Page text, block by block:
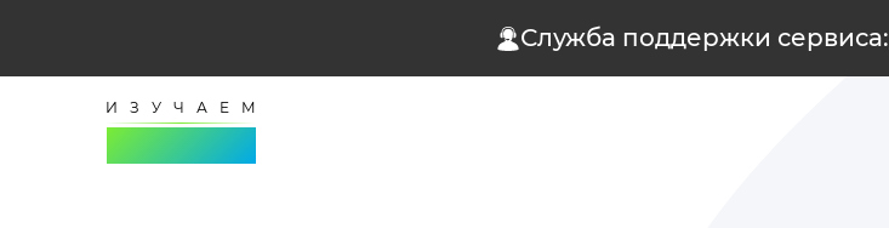
Служба поддержки сервиса: